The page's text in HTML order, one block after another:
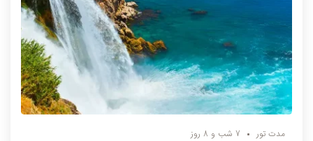
مدت تور 7 شب و 8 روز